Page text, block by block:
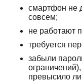
смартфон не
совсем;
не работают
требуется
забыли
превысило